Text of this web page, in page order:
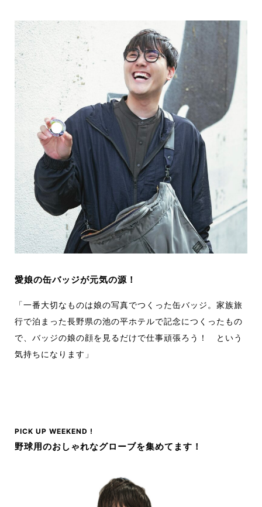
愛娘の缶バッジが元気の源！
「一番大切なものは娘の写真でつくった缶バッジ。家族旅
行で泊まった長野県の池の平ホテルで記念につくったもの
で、バッジの娘の顔を見るだけで仕事頑張ろう！ という
気持ちになります」
PICK UP WEEKEND !
野球用のおしゃれなグローブを集めてます！